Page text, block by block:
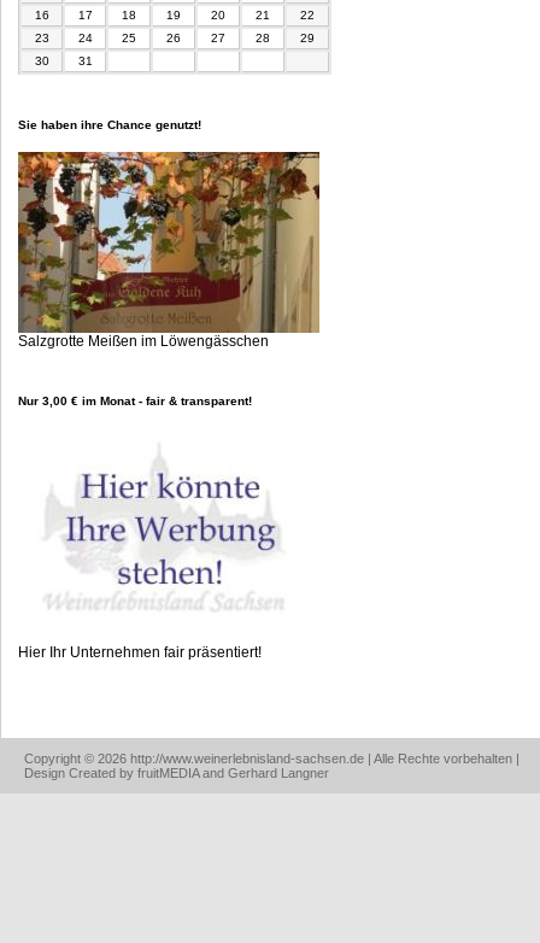
16
17 18 19 20 21
22
23
24 25 26 27 28
29
30
31
Sie haben ihre Chance genutzt!
Salzgrotte Meißen im Löwengässchen
Nur 3,00 € im Monat - fair & transparent!
Hier Ihr Unternehmen fair präsentiert!
Copyright © 2026 http://www.weinerlebnisland-sachsen.de | Alle Rechte vorbehalten |
Design Created by fruitMEDIA and Gerhard Langner